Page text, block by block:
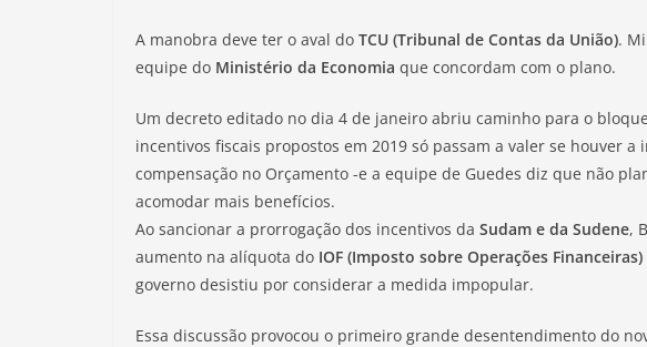
A manobra deve ter o aval do TCU (Tribunal de Contas da União).
equipe do Ministério da Economia que concordam com o plano.
Um decreto editado no dia 4 de janeiro abriu caminho para o
incentivos fiscais propostos em 2019 só passam a valer se houver
compensação no Orçamento -e a equipe de Guedes diz que não
acomodar mais benefícios.
Ao sancionar a prorrogação dos incentivos da Sudam e da Sudene,
aumento na alíquota do IOF (Imposto sobre Operações Financeiras)
governo desistiu por considerar a medida impopular.
Essa discussão provocou o primeiro grande desentendimento do